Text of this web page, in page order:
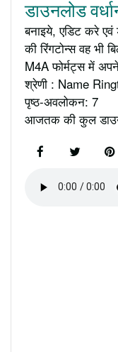
डाउनलोड
बनाइये, एडिट करे एवं
की रिंगटोन्स वह भी
M4A फोर्मट्स में
श्रेणी : Name
पृष्ठ-अवलोकन: 7
आजतक की कुल